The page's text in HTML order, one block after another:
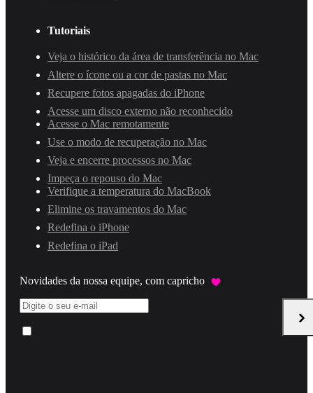
Tutoriais
Veja o histórico da área de transferência no Mac
Altere o ícone ou a cor de pastas no Mac
Recupere fotos apagadas do iPhone
Acesse um disco externo não reconhecido
Acesse o Mac remotamente
Use o modo de recuperação no Mac
Veja e encerre processos no Mac
Impeça o repouso do Mac
Verifique a temperatura do MacBook
Elimine os travamentos do Mac
Redefina o iPhone
Redefina o iPad
Novidades da nossa equipe, com capricho